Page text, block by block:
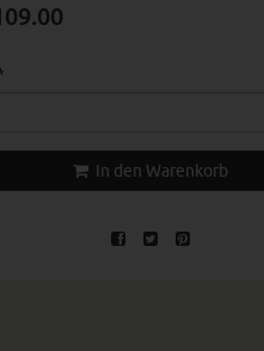
In den Warenkorb